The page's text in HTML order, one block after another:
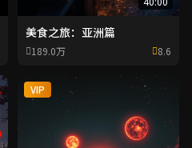
美食之旅：亚洲篇
189.0万 8.6
VIP